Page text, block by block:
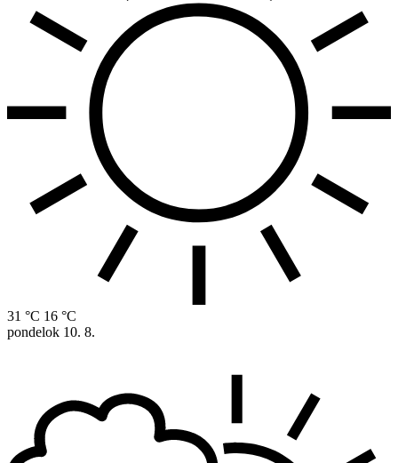
31 °C 16 °C
pondelok 10. 8.